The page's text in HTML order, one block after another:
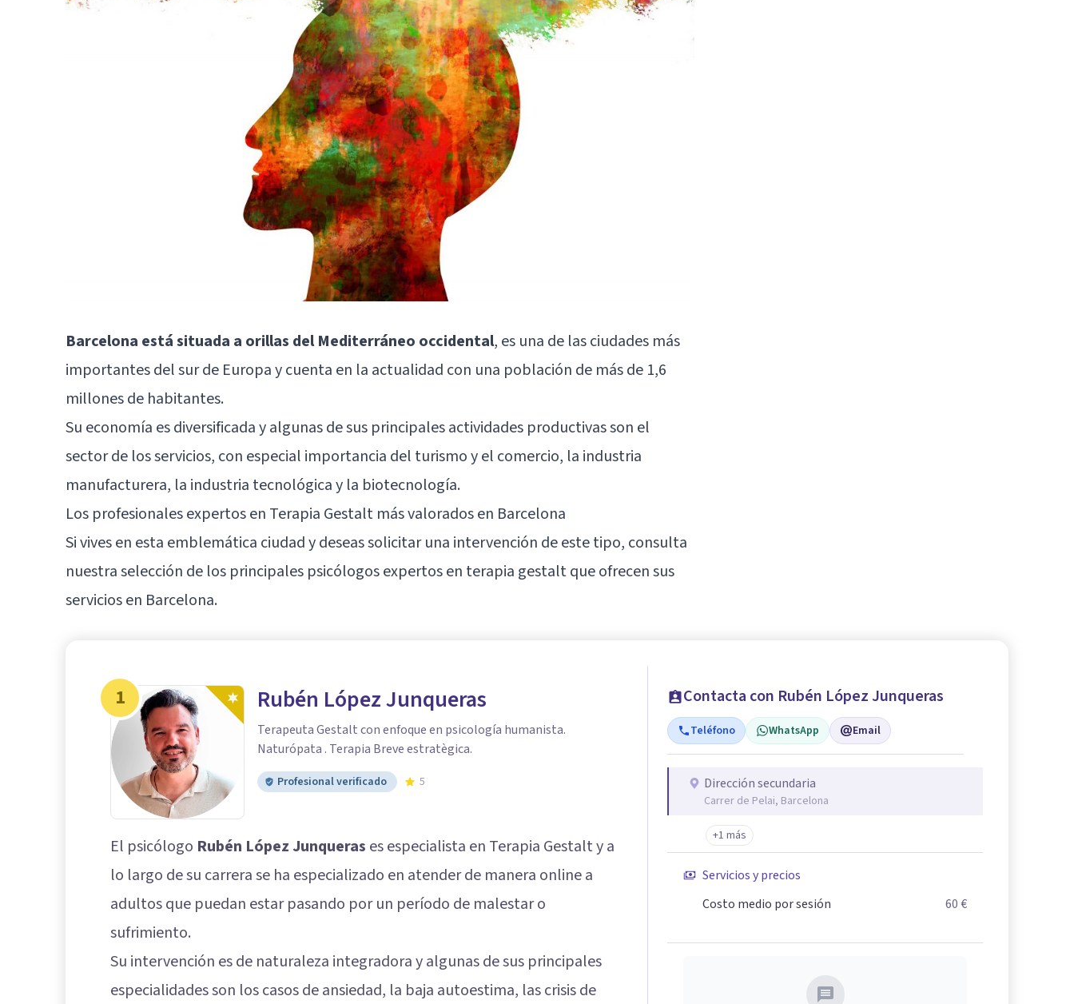
Barcelona está situada a orillas del Mediterráneo occidental, es una de las ciudades más
importantes del sur de Europa y cuenta en la actualidad con una población de más de 1,6
millones de habitantes.
Su economía es diversificada y algunas de sus principales actividades productivas son el
sector de los servicios, con especial importancia del turismo y el comercio, la industria
manufacturera, la industria tecnológica y la biotecnología.
Los profesionales expertos en Terapia Gestalt más valorados en Barcelona
Si vives en esta emblemática ciudad y deseas solicitar una intervención de este tipo, consulta
nuestra selección de los principales psicólogos expertos en terapia gestaltque ofrecen sus
servicios en Barcelona.
1 Rubén López Junqueras
Terapeuta Gestalt con enfoque en psicología humanista.
Naturópata . Terapia Breve estratègica.
Profesional verificado 5
El psicólogo Rubén López Junqueras es especialista en Terapia Gestalt y a
lo largo de su carrera se ha especializado en atender de manera online a
adultos que puedan estar pasando por un período de malestar o
sufrimiento.
Su intervención es de naturaleza integradora y algunas de sus principales
especialidades son los casos de ansiedad, la baja autoestima, las crisis de
Contacta con Rubén López Junqueras
Teléfono WhatsApp Email
Dirección secundaria
Carrer de Pelai, Barcelona
+1 más
Servicios y precios
Costo medio por sesión
60 €